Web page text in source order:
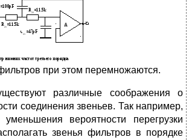
при этом перемножаются.
различные соображения о
соединения звеньев. Так например,
вероятности перегрузки
звенья фильтров в порядке